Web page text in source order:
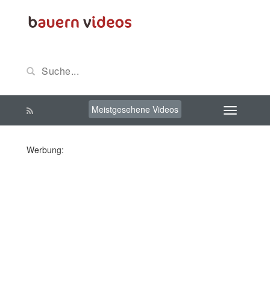
Meistgesehene Videos
Werbung: